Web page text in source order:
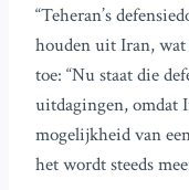
“Teheran’s
houden uit Iran, wat
toe: “Nu staat die
uitdagingen, omdat
mogelijkheid van
het wordt steeds